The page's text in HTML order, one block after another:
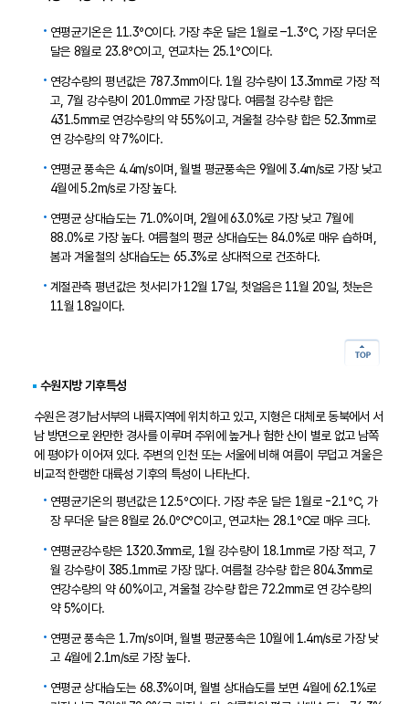
연평균기온은 11.3℃이다. 가장 추운 달은 1월로 –1.3℃, 가장 무더운
달은 8월로 23.8℃이고, 연교차는 25.1℃이다.
연강수량의 평년값은 787.3mm이다. 1월 강수량이 13.3mm로 가장 적
고, 7월 강수량이 201.0mm로 가장 많다. 여름철 강수량 합은
431.5mm로 연강수량의 약 55%이고, 겨울철 강수량 합은 52.3mm로
연 강수량의 약 7%이다.
연평균 풍속은 4.4m/s이며, 월별 평균풍속은 9월에 3.4m/s로 가장 낮고
4월에 5.2m/s로 가장 높다.
연평균 상대습도는 71.0%이며, 2월에 63.0%로 가장 낮고 7월에
88.0%로 가장 높다. 여름철의 평균 상대습도는 84.0%로 매우 습하며,
봄과 겨울철의 상대습도는 65.3%로 상대적으로 건조하다.
계절관측 평년값은 첫서리가 12월 17일, 첫얼음은 11월 20일, 첫눈은
11월 18일이다.
수원지방 기후특성
수원은 경기남서부의 내륙지역에 위치하고 있고, 지형은 대체로 동북에서 서
남 방면으로 완만한 경사를 이루며 주위에 높거나 험한 산이 별로 없고 남쪽
에 평야가 이어져 있다. 주변의 인천 또는 서울에 비해 여름이 무덥고 겨울은
비교적 한랭한 대륙성 기후의 특성이 나타난다.
연평균기온의 평년값은 12.5℃이다. 가장 추운 달은 1월로 -2.1℃, 가
장 무더운 달은 8월로 26.0℃℃이고, 연교차는 28.1℃로 매우 크다.
연평균강수량은 1320.3mm로, 1월 강수량이 18.1mm로 가장 적고, 7
월 강수량이 385.1mm로 가장 많다. 여름철 강수량 합은 804.3mm로
연강수량의 약 60%이고, 겨울철 강수량 합은 72.2mm로 연 강수량의
약 5%이다.
연평균 풍속은 1.7m/s이며, 월별 평균풍속은 10월에 1.4m/s로 가장 낮
고 4월에 2.1m/s로 가장 높다.
연평균 상대습도는 68.3%이며, 월별 상대습도를 보면 4월에 62.1%로